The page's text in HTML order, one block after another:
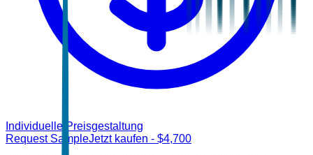
Individuelle Preisgestaltung
Request SampleJetzt kaufen - $4,700